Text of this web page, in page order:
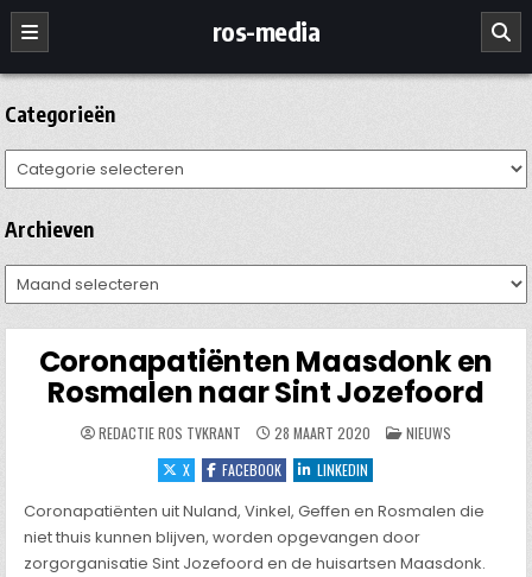
Ga
naar
de
inhoud
ros-media
Categorieën
Categorieën
Archieven
Archieven
Coronapatiënten Maasdonk en
Rosmalen naar Sint Jozefoord
REDACTIE ROS TVKRANT 28 MAART 2020 GEPLAATST
IN
NIEUWS
X
FACEBOOK LINKEDIN
Coronapatiënten uit Nuland, Vinkel, Geffen en Rosmalen die
niet thuis kunnen blijven, worden opgevangen door
zorgorganisatie Sint Jozefoord en de huisartsen Maasdonk.